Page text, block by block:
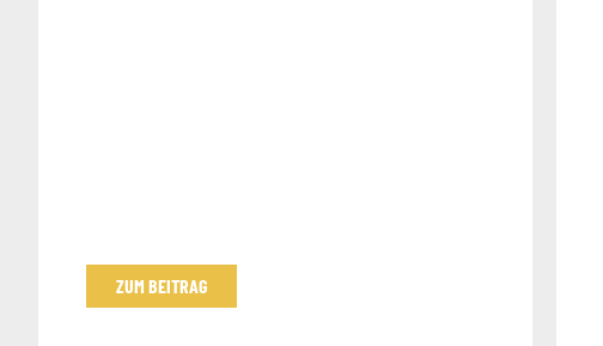
ZUM BEITRAG